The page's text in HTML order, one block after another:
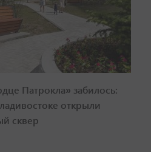
Патрокла» забилось:
открыли
сквер